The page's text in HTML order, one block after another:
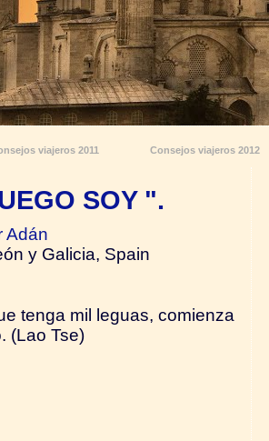
viajeros 2011 Consejos viajeros 2012
SOY ".
Adán
y Galicia, Spain
tenga mil leguas, comienza
(Lao Tse)